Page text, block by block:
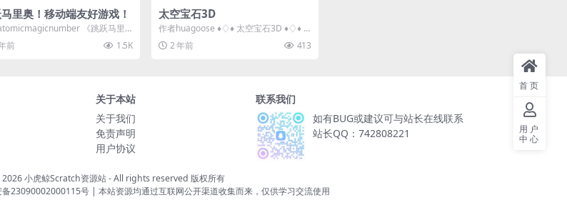
里奥！移动端友好游戏！
《跳跃马里
一款由Scratch开发...
前 1.5K
太空宝石3D
作者huagoose ♦️♢♦️ 太空宝石3D ♦️♢♦️ ♦️
点击绿色旗帜开...
2 年前 413
关于本站
关于我们
免责声明
用户协议
联系我们
如有BUG或建议可与站长在线联系
站长QQ：742808221
小虎鲸Scratch资源站- All rights reserved 版权所有
备23090002000115号| 本站资源均通过互联网公开渠道收集而来，仅供学习交流使用
首页
用户
中心